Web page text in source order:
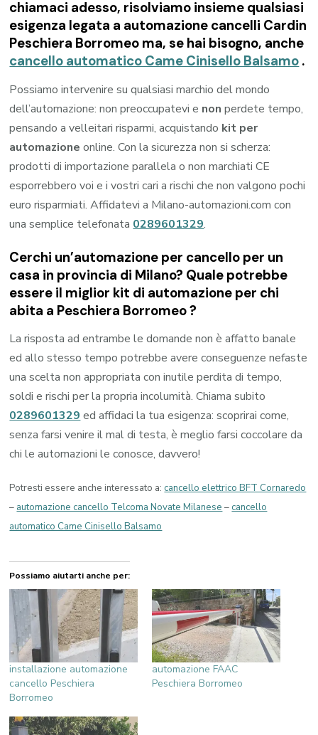
chiamaci adesso, risolviamo insieme qualsiasi
esigenza legata a automazione cancelli Cardin
Peschiera Borromeo ma, se hai bisogno, anche
cancello automatico Came Cinisello Balsamo .
Possiamo intervenire su qualsiasi marchio del mondo
dell’automazione: non preoccupatevi e non perdete tempo,
pensando a velleitari risparmi, acquistando kit per
automazione online. Con la sicurezza non si scherza:
prodotti di importazione parallela o non marchiati CE
esporrebbero voi e i vostri cari a rischi che non valgono pochi
euro risparmiati. Affidatevi a Milano-automazioni.com con
una semplice telefonata 0289601329.
Cerchi un’automazione per cancello per un
casa in provincia di Milano? Quale potrebbe
essere il miglior kit di automazione per chi
abita a Peschiera Borromeo?
La risposta ad entrambe le domande non è affatto banale
ed allo stesso tempo potrebbe avere conseguenze nefaste
una scelta non appropriata con inutile perdita di tempo,
soldi e rischi per la propria incolumità. Chiama subito
0289601329 ed affidaci la tua esigenza: scoprirai come,
senza farsi venire il mal di testa, è meglio farsi coccolare da
chi le automazioni le conosce, davvero!
Potresti essere anche interessato a:cancello elettrico BFT Cornaredo
– automazione cancello Telcoma Novate Milanese –cancello
automatico Came Cinisello Balsamo
Possiamo aiutarti anche per:
installazione automazione
cancello Peschiera
Borromeo
automazione FAAC
Peschiera Borromeo